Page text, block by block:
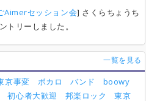
Aimerセッション会] さくらちょうち
トリーしました。
一覧を見る
京事変 ボカロ バンド
boowy
初心者大歓迎 邦楽ロック
東京